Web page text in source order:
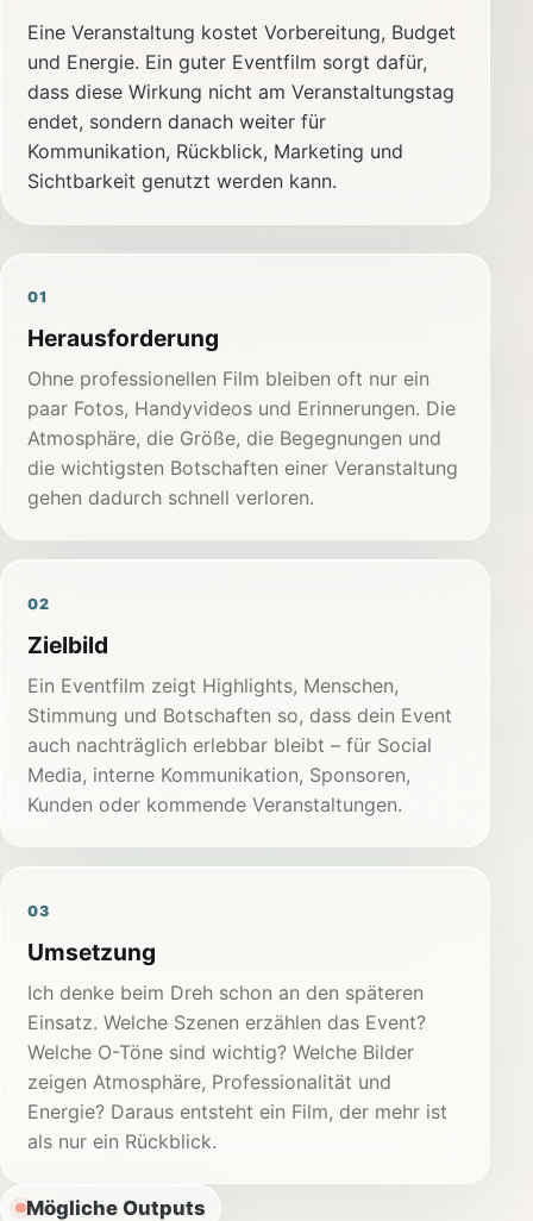
Eine Veranstaltung kostet Vorbereitung, Budget
und Energie. Ein guter Eventfilm sorgt dafür,
dass diese Wirkung nicht am Veranstaltungstag
endet, sondern danach weiter für
Kommunikation, Rückblick, Marketing und
Sichtbarkeit genutzt werden kann.
01
Herausforderung
Ohne professionellen Film bleiben oft nur ein
paar Fotos, Handyvideos und Erinnerungen. Die
Atmosphäre, die Größe, die Begegnungen und
die wichtigsten Botschaften einer Veranstaltung
gehen dadurch schnell verloren.
02
Zielbild
Ein Eventfilm zeigt Highlights, Menschen,
Stimmung und Botschaften so, dass dein Event
auch nachträglich erlebbar bleibt – für Social
Media, interne Kommunikation, Sponsoren,
Kunden oder kommende Veranstaltungen.
03
Umsetzung
Ich denke beim Dreh schon an den späteren
Einsatz. Welche Szenen erzählen das Event?
Welche O-Töne sind wichtig? Welche Bilder
zeigen Atmosphäre, Professionalität und
Energie? Daraus entsteht ein Film, der mehr ist
als nur ein Rückblick.
Mögliche Outputs